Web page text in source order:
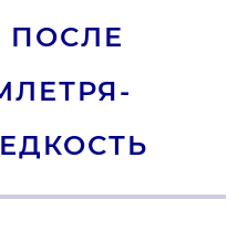
ПОСЛЕ